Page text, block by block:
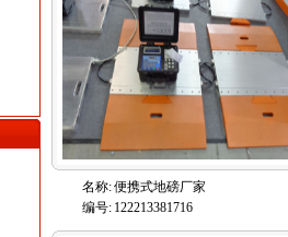
名称:便携式地磅厂家
编号: 122213381716